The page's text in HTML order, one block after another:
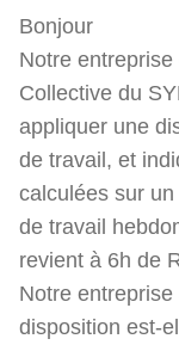
Bonjour
Notre
Collective du
appliquer une
de travail, et
calculées sur
de travail
revient à 6h de
Notre
disposition est-